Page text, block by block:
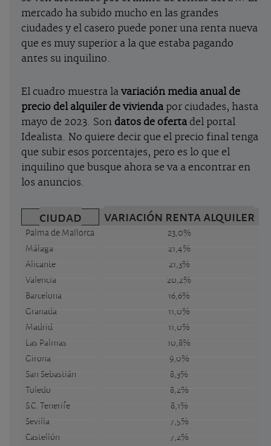
mercado ha subido mucho en las grandes
ciudades y el casero puede poner una renta nueva
que es muy superior a la que estaba pagando
antes su inquilino.
El cuadro muestra la variación media anual de
precio del alquiler de vivienda por ciudades, hasta
mayo de 2023. Son datos de oferta del portal
Idealista. No quiere decir que el precio final tenga
que subir esos porcentajes, pero es lo que el
inquilino que busque ahora se va a encontrar en
los anuncios.
ciudad variación renta alquiler
Palma de Mallorca
23,0%
Málaga
21,4%
Alicante
21,3%
Valencia
20,2%
Barcelona
16,6%
Granada
11,0%
Madrid
11,0%
Las Palmas
10,8%
Girona
9,0%
San Sebastián
8,3%
Toledo
8,2%
S.C. Tenerife
8,1%
Sevilla
7,5%
Castellón
7,2%